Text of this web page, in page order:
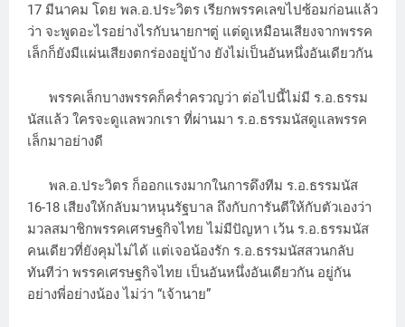
17 มีนาคม โดย พล.อ.ประวิตร เรียกพรรคเลขไปซ้อมก่อนแล้ว
ว่า จะพูดอะไรอย่างไรกับนายกฯตู่ แต่ดูเหมือนเสียงจากพรรค
เล็กก็ยังมีแผ่นเสียงตกร่องอยู่บ้าง ยังไม่เป็นอันหนึ่งอันเดียวกัน
พรรคเล็กบางพรรคก็คร่ำครวญว่า ต่อไปนี้ไม่มี ร.อ.ธรรม
นัสแล้ว ใครจะดูแลพวกเรา ที่ผ่านมา ร.อ.ธรรมนัสดูแลพรรค
เล็กมาอย่างดี
พล.อ.ประวิตร ก็ออกแรงมากในการดึงทีม ร.อ.ธรรมนัส
16-18 เสียงให้กลับมาหนุนรัฐบาล ถึงกับการันตีให้กับตัวเองว่า
มวลสมาชิกพรรคเศรษฐกิจไทย ไม่มีปัญหา เว้น ร.อ.ธรรมนัส
คนเดียวที่ยังคุมไม่ได้ แต่เจอน้องรัก ร.อ.ธรรมนัสสวนกลับ
ทันทีว่า พรรคเศรษฐกิจไทย เป็นอันหนึ่งอันเดียวกัน อยู่กัน
อย่างพี่อย่างน้อง ไม่ว่า “เจ้านาย”